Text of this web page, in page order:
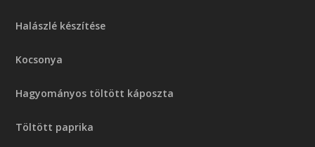
Halászlé készítése
Kocsonya
Hagyományos töltött káposzta
Töltött paprika